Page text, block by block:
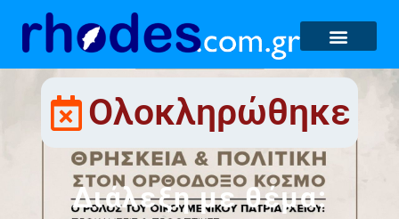
Ολοκληρώθηκε
Διάλεξη με θέμα: